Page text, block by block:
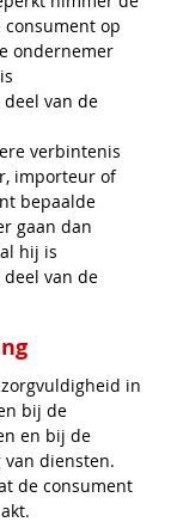
op
ondernemer
van de
verbintenis
importeur of
bepaalde
gaan dan
hij is
van de
in
bij de
en bij de
diensten.
de consument